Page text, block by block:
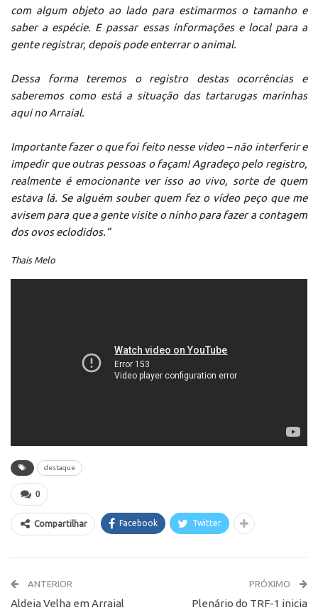
com algum objeto ao lado para estimarmos o tamanho e
saber a espécie. E passar essas informações e local para a
gente registrar, depois pode enterrar o animal.
Dessa forma teremos o registro destas ocorrências e
saberemos como está a situação das tartarugas marinhas
aqui no Arraial.
Importante fazer o que foi feito nesse vídeo – não interferir e
impedir que outras pessoas o façam! Agradeço pelo registro,
realmente é emocionante ver isso ao vivo, sorte de quem
estava lá. Se alguém souber quem fez o vídeo peço que me
avisem para que a gente visite o ninho para fazer a contagem
dos ovos eclodidos.”
Thais Melo
destaque
0
Compartilhar Facebook Twitter
ANTERIOR
Aldeia Velha em Arraial
PRÓXIMO
Plenário do TRF-1 inicia